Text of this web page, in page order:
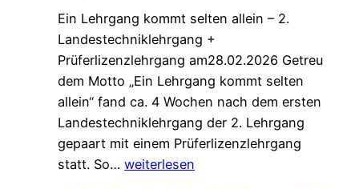
Jugenheim
Ein Lehrgang kommt selten allein – 2.
Landestechniklehrgang +
Prüferlizenzlehrgang am28.02.2026 Getreu
dem Motto „Ein Lehrgang kommt selten
allein“ fand ca. 4 Wochen nach dem ersten
Landestechniklehrgang der 2. Lehrgang
gepaart mit einem Prüferlizenzlehrgang
statt. So… 2.
weiterlesen